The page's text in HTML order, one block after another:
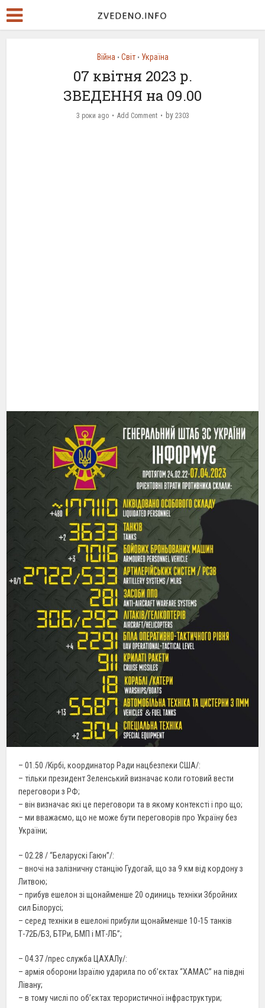
Війна • Світ • Україна
07 квітня 2023 р.
ЗВЕДЕННЯ на 09.00
3 роки ago Add Comment by 2303
– 01.50 /Кірбі, координатор Ради нацбезпеки США/:
– тільки президент Зеленський визначає коли готовий вести
переговори з РФ;
– він визначає які це переговори та в якому контексті і про що;
– ми вважаємо, що не може бути переговорів про Україну без
України;
– 02.28 / “Беларускі Гаюн”/:
– вночі на залізничну станцію Гудогай, що за 9 км від кордону з
Литвою;
– прибув ешелон зі щонайменше 20 одиниць техніки Збройних
сил Білорусі;
– серед техніки в ешелоні прибули щонайменше 10-15 танків
Т-72Б/Б3, БТРи, БМП і МТ-ЛБ”;
– 04.37 /прес служба ЦАХАЛу/:
– армія оборони Ізраїлю ударила по об’єктах “ХАМАС” на півдні
Лівану;
– в тому числі по об’єктах терористичної інфраструктури;